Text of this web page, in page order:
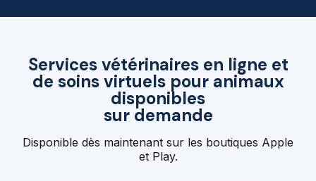
Services vétérinaires en ligne et
de soins virtuels pour animaux
disponibles
sur demande
Disponible dès maintenant sur les boutiques Apple
et Play.